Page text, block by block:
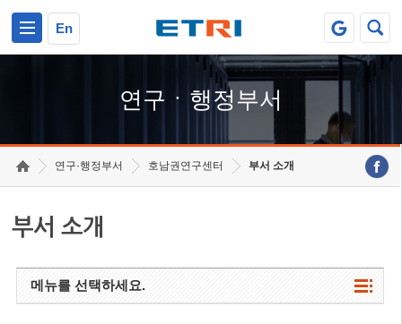
En
연구ㆍ행정부서
연구·행정부서 호남권연구센터 부서 소개
부서 소개
메뉴를 선택하세요.